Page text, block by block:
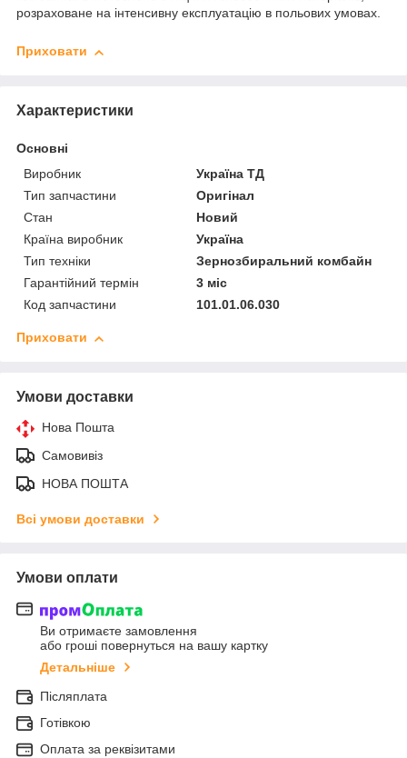
розраховане на інтенсивну експлуатацію в польових умовах.
Приховати
Характеристики
Основні
Виробник
Україна ТД
Тип запчастини
Оригінал
Стан
Новий
Країна виробник
Україна
Тип техніки
Зернозбиральний комбайн
Гарантійний термін
3 міс
Код запчастини
101.01.06.030
Приховати
Умови доставки
Нова Пошта
Самовивіз
НОВА ПОШТА
Всі умови доставки
Умови оплати
Ви отримаєте замовлення
або гроші повернуться на вашу картку
Детальніше
Післяплата
Готівкою
Оплата за реквізитами